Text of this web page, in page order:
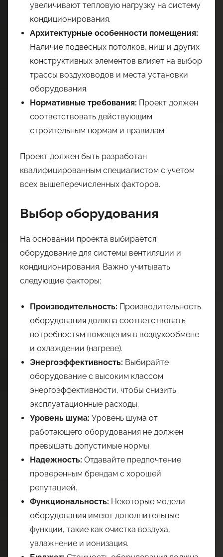
увеличивают тепловую нагрузку на систему
кондиционирования.
Архитектурные особенности помещения:
Наличие подвесных потолков, ниш и других
конструктивных элементов влияет на выбор
трассы воздуховодов и места установки
оборудования.
Нормативные требования: Проект должен
соответствовать действующим
строительным нормам и правилам.
Проект должен быть разработан
квалифицированным специалистом с учетом
всех вышеперечисленных факторов.
Выбор оборудования
На основании проекта выбирается
оборудование для системы вентиляции и
кондиционирования. Важно учитывать
следующие факторы:
Производительность: Производительность
оборудования должна соответствовать
потребностям помещения в воздухообмене
и охлаждении (нагреве).
Энергоэффективность: Выбирайте
оборудование с высоким классом
энергоэффективности, чтобы снизить
эксплуатационные расходы.
Уровень шума: Уровень шума от
работающего оборудования не должен
превышать допустимые нормы.
Надежность: Отдавайте предпочтение
проверенным брендам с хорошей
репутацией.
Функциональность: Некоторые модели
оборудования имеют дополнительные
функции, такие как очистка воздуха,
увлажнение и ионизация.